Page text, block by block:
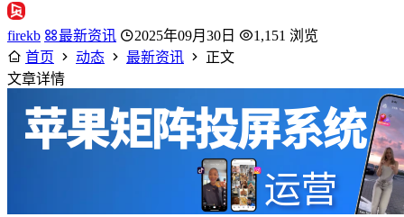
firekb 最新资讯 2025年09月30日
1,151 浏览
首页
动态 最新资讯
正文
文章详情